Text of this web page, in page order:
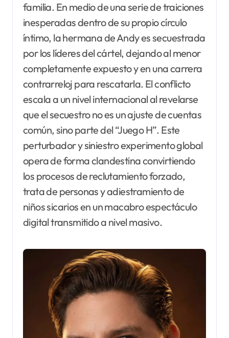
familia. En medio de una serie de traiciones
inesperadas dentro de su propio círculo
íntimo, la hermana de Andy es secuestrada
por los líderes del cártel, dejando al menor
completamente expuesto y en una carrera
contrarreloj para rescatarla. El conflicto
escala a un nivel internacional al revelarse
que el secuestro no es un ajuste de cuentas
común, sino parte del “Juego H”. Este
perturbador y siniestro experimento global
opera de forma clandestina convirtiendo
los procesos de reclutamiento forzado,
trata de personas y adiestramiento de
niños sicarios en un macabro espectáculo
digital transmitido a nivel masivo.